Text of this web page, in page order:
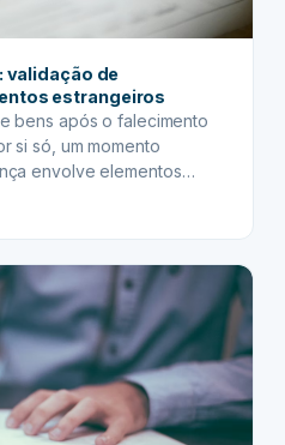
validação de
estrangeiros
bens após o falecimento
si só, um momento
envolve elementos
residentes no exterior,
Felizmente, o inventário
uma…